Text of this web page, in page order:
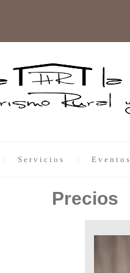
Servicios Eventos
Precios